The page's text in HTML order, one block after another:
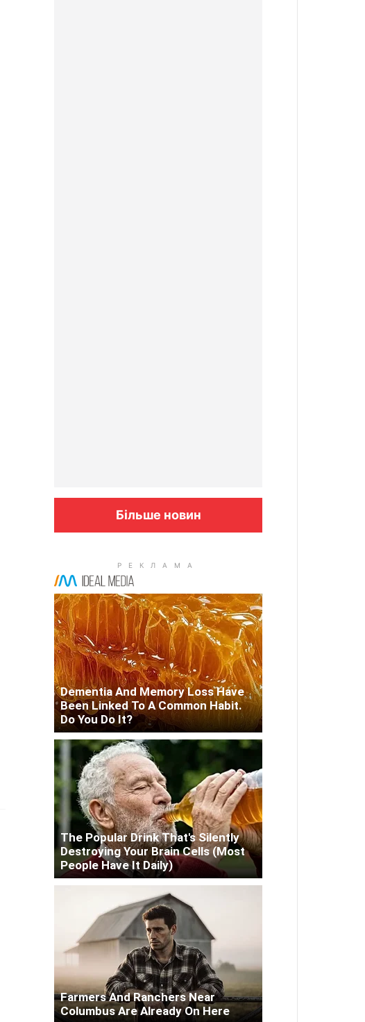
Більше новин
Dementia And Memory Loss Have
Been Linked To A Common Habit.
Do You Do It?
The Popular Drink That's Silently
Destroying Your Brain Cells (Most
People Have It Daily)
Farmers And Ranchers Near
Columbus Are Already On Here